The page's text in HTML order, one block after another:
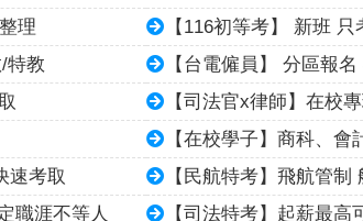
理
【116初等考】 新班
特教
【台電僱員】 分區報
【司法官x律師】在校
【在校學子】商科、
速考取
【民航特考】飛航管
職涯不等人
【司法特考】起薪最